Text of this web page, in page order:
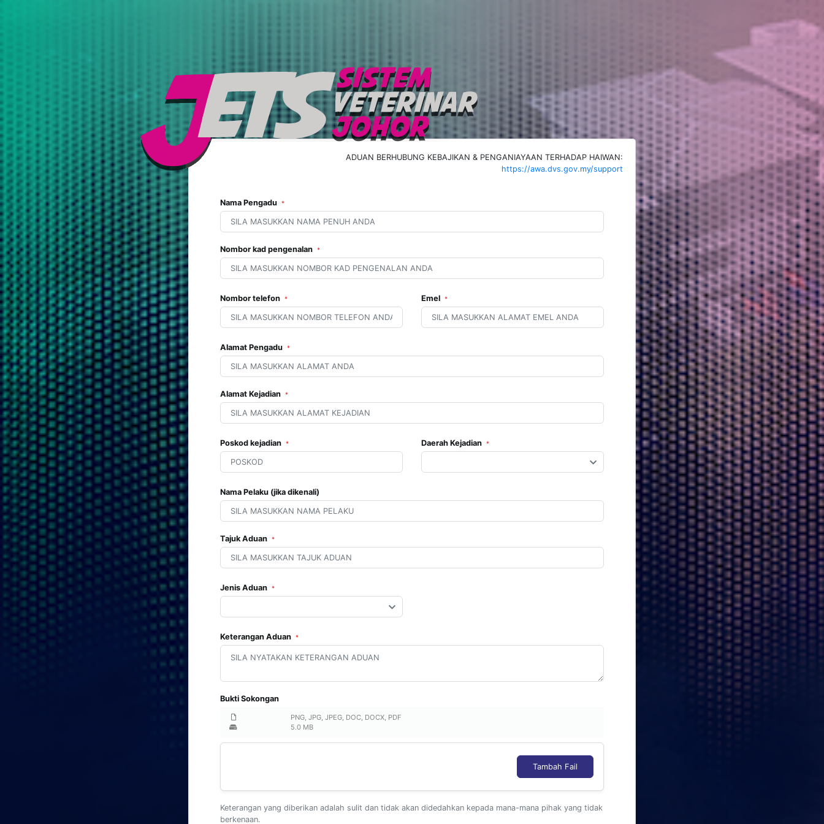
ADUAN BERHUBUNG KEBAJIKAN & PENGANIAYAAN TERHADAP HAIWAN:
https://awa.dvs.gov.my/support
Nama Pengadu *
Nombor kad pengenalan *
Nombor telefon * Emel *
Alamat Pengadu *
Alamat Kejadian *
Poskod kejadian * Daerah Kejadian *
Nama Pelaku (jika dikenali)
Tajuk Aduan *
Jenis Aduan *
Keterangan Aduan *
Bukti Sokongan
PNG, JPG, JPEG, DOC, DOCX, PDF
5.0 MB
Tambah Fail
Keterangan yang diberikan adalah sulit dan tidak akan didedahkan kepada mana-mana pihak yang tidak
berkenaan.